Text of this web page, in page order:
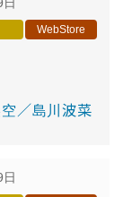
／島川波菜
WebStore